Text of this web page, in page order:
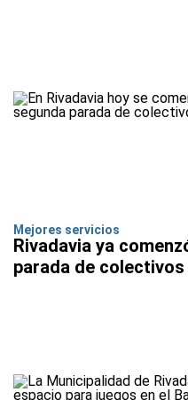
Mejores servicios
Rivadavia ya
parada de